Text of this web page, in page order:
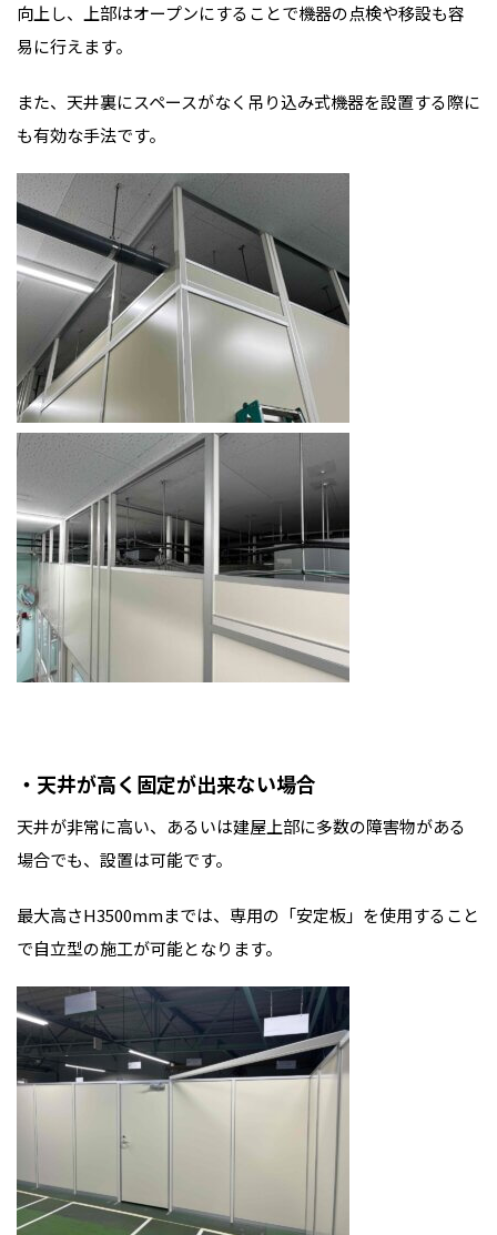
向上し、上部はオープンにすることで機器の点検や移設も容
易に行えます。
また、天井裏にスペースがなく吊り込み式機器を設置する際に
も有効な手法です。
・天井が高く固定が出来ない場合
天井が非常に高い、あるいは建屋上部に多数の障害物がある
場合でも、設置は可能です。
最大高さH3500mmまでは、専用の「安定板」を使用すること
で自立型の施工が可能となります。